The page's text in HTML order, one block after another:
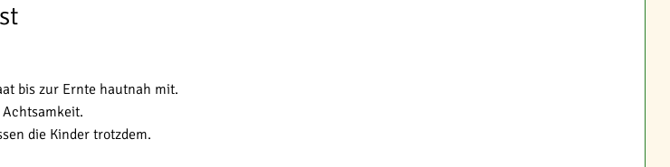
bis zur Ernte hautnah mit.
die Kinder trotzdem.